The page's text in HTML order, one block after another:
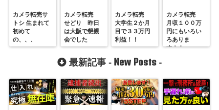
カメラ転売サ
トシ 生まれて
初めて
の、、、
カメラ転売
せどり 昨日
は大阪で懇親
会でした
カメラ転売
大学生２か月
目で３３万円
利益！！
カメラ転売
月収１００万
円にもいろい
ろありま
す！！
最新記事 - New Posts -